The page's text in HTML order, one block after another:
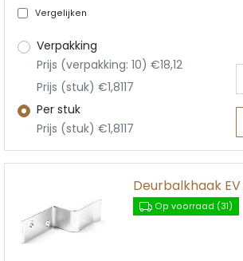
Vergelijken
Verpakking
Prijs (verpakking: 10) €18,12
Prijs (stuk) €1,8117
Per stuk
Prijs (stuk) €1,8117
Deurbalkhaak
Op voorraad (31)